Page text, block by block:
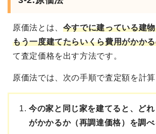
原価法とは、 今すでに建っている建
もう一度建てたらいくら費用がかか
て査定価格を出す方法です。
原価法では、次の手順で査定額を計算
今の家と同じ家を建てると、ど
がかかるか（再調達価格）を調べ